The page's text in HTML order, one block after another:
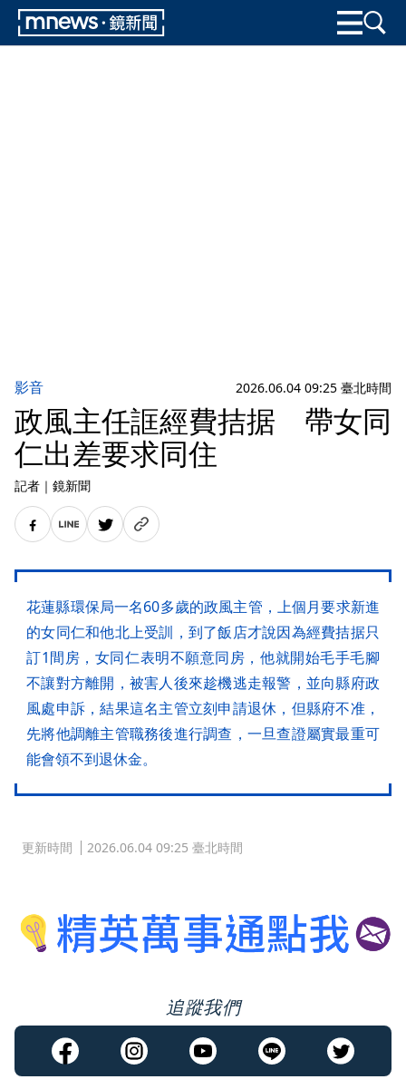
影音 2026.06.04 09:25 臺北時間
政風主任誆經費拮据 帶女同
仁出差要求同住
記者 ｜ 鏡新聞
花蓮縣環保局一名60多歲的政風主管，上個月要求新進
的女同仁和他北上受訓，到了飯店才說因為經費拮据只
訂1間房，女同仁表明不願意同房，他就開始毛手毛腳
不讓對方離開，被害人後來趁機逃走報警，並向縣府政
風處申訴，結果這名主管立刻申請退休，但縣府不准，
先將他調離主管職務後進行調查，一旦查證屬實最重可
能會領不到退休金。
更新時間 2026.06.04 09:25 臺北時間
追蹤我們